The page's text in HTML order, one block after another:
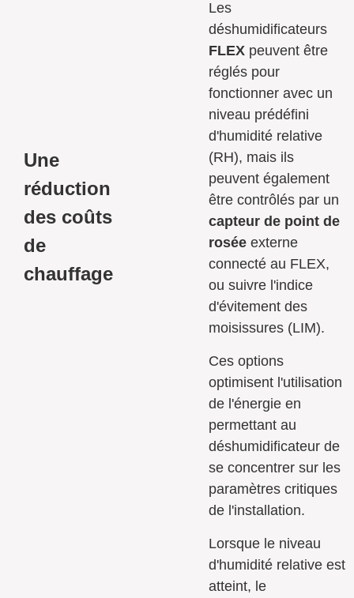
Une
réduction
des coûts
de
chauffage
Les
déshumidificateurs
FLEX peuvent être
réglés pour
fonctionner avec un
niveau prédéfini
d'humidité relative
(RH), mais ils
peuvent également
être contrôlés par un
capteur de point de
rosée externe
connecté au FLEX,
ou suivre l'indice
d'évitement des
moisissures (LIM).
Ces options
optimisent l'utilisation
de l'énergie en
permettant au
déshumidificateur de
se concentrer sur les
paramètres critiques
de l'installation.
Lorsque le niveau
d'humidité relative est
atteint, le